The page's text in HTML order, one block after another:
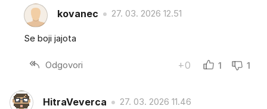
kovanec 27. 03. 2026 12.51
Se boji jajota
Odgovori +0 1 1
HitraVeverca 27. 03. 2026 11.46